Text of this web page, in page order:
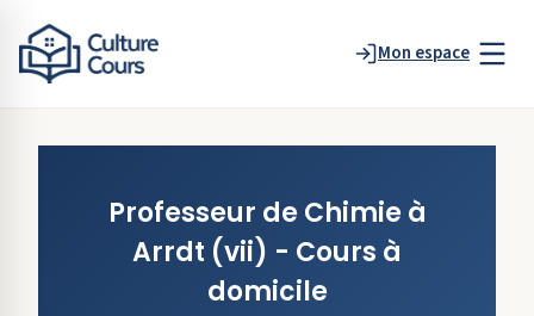
Mon espace
Professeur de Chimie à
Arrdt (vii) - Cours à
domicile